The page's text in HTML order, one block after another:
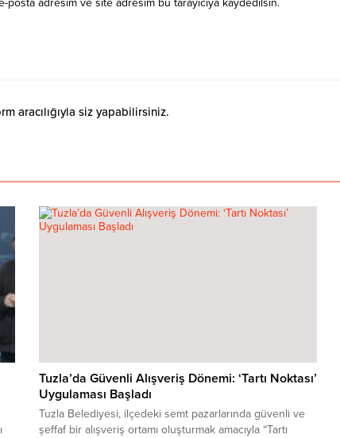
posta adresim ve site adresim bu tarayıcıya kaydedilsin.
aracılığıyla siz yapabilirsiniz.
Tuzla’da Güvenli Alışveriş Dönemi: ‘Tartı Noktası’
Uygulaması Başladı
Tuzla Belediyesi, ilçedeki semt pazarlarında güvenli ve
şeffaf bir alışveriş ortamı oluşturmak amacıyla “Tartı